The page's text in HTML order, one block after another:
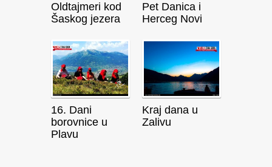
Oldtajmeri kod
Šaskog jezera
Pet Danica i
Herceg Novi
16. Dani
borovnice u
Plavu
Kraj dana u
Zalivu